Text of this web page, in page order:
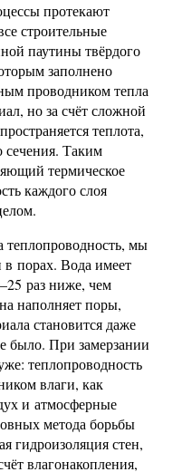
протекают
строительные
паутины твёрдого
заполнено
проводником тепла
но за счёт сложной
теплота,
сечения. Таким
термическое
каждого слоя
мы
в порах. Вода имеет
раз ниже, чем
наполняет поры,
становится даже
было. При замерзании
теплопроводность
влаги, как
и атмосферные
метода борьбы
гидроизоляция стен,
влагонакопления,